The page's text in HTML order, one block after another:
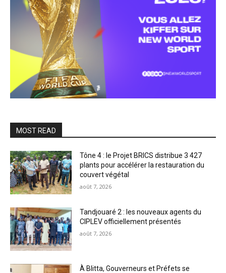
MOST READ
Tône 4 : le Projet BRICS distribue 3 427
plants pour accélérer la restauration du
couvert végétal
août 7, 2026
Tandjouaré 2 : les nouveaux agents du
CIPLEV officiellement présentés
août 7, 2026
À Blitta, Gouverneurs et Préfets se